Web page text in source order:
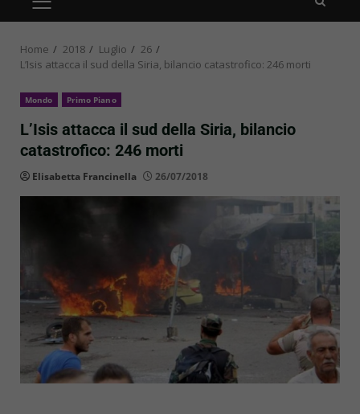
PRIMARY
MENU
Home 2018 Luglio
26
L’Isis attacca il sud della Siria, bilancio catastrofico: 246 morti
Mondo Primo Piano
L’Isis attacca il sud della Siria, bilancio
catastrofico: 246 morti
Elisabetta Francinella 26/07/2018